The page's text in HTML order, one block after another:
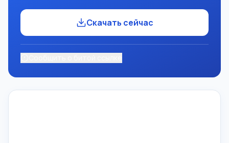
Скачать сейчас